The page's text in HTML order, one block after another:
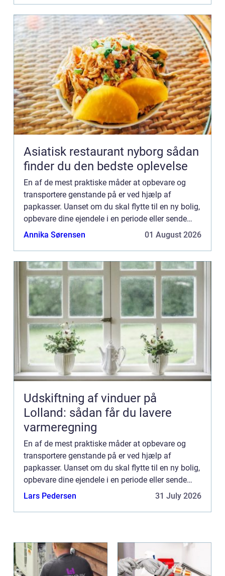
Asiatisk restaurant nyborg sådan
finder du den bedste oplevelse
En af de mest praktiske måder at opbevare og
transportere genstande på er ved hjælp af
papkasser. Uanset om du skal flytte til en ny bolig,
opbevare dine ejendele i en periode eller sende
varer til dine kunder, er papkasser den idee...
Annika Sørensen 01 August 2026
Udskiftning af vinduer på
Lolland: sådan får du lavere
varmeregning
En af de mest praktiske måder at opbevare og
transportere genstande på er ved hjælp af
papkasser. Uanset om du skal flytte til en ny bolig,
opbevare dine ejendele i en periode eller sende
varer til dine kunder, er papkasser den idee...
Lars Pedersen 31 July 2026